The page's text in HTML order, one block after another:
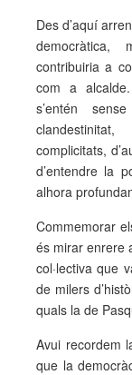
Des d’aquí
contribuiria a
com a
s’entén
complicitats,
d’entendre la
alhora
Commemorar
és mirar enrere
col·lectiva que
de milers
quals la de
Avui recordem
que la